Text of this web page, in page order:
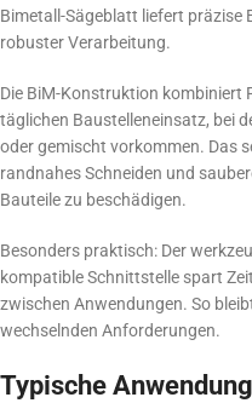
Bimetall-Sägeblatt liefert präzise
robuster Verarbeitung.
Die BiM-Konstruktion kombiniert
täglichen Baustelleneinsatz, bei
oder gemischt vorkommen. Das
randnahes Schneiden und
Bauteile zu beschädigen.
Besonders praktisch: Der
kompatible Schnittstelle spart
zwischen Anwendungen. So
wechselnden Anforderungen.
Typische